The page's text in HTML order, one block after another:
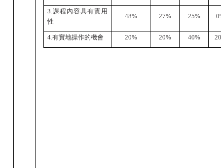
3.課程內容具有實用
性
48% 27% 25%
4.有實地操作的機會 20% 20% 40%